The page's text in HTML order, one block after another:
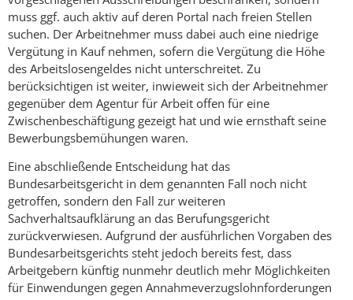
muss ggf. auch aktiv auf deren Portal nach freien Stellen
suchen. Der Arbeitnehmer muss dabei auch eine niedrige
Vergütung in Kauf nehmen, sofern die Vergütung die Höhe
des Arbeitslosengeldes nicht unterschreitet. Zu
berücksichtigen ist weiter, inwieweit sich der Arbeitnehmer
gegenüber dem Agentur für Arbeit offen für eine
Zwischenbeschäftigung gezeigt hat und wie ernsthaft seine
Bewerbungsbemühungen waren.
Eine abschließende Entscheidung hat das
Bundesarbeitsgericht in dem genannten Fall noch nicht
getroffen, sondern den Fall zur weiteren
Sachverhaltsaufklärung an das Berufungsgericht
zurückverwiesen. Aufgrund der ausführlichen Vorgaben des
Bundesarbeitsgerichts steht jedoch bereits fest, dass
Arbeitgebern künftig nunmehr deutlich mehr Möglichkeiten
für Einwendungen gegen Annahmeverzugslohnforderungen